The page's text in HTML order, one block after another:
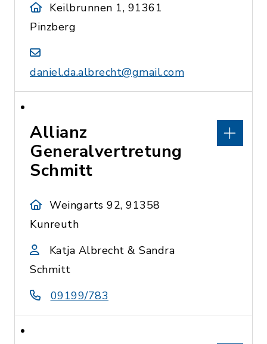
Keilbrunnen 1, 91361
Pinzberg
daniel.da.albrecht@gmail.com
Allianz
Generalvertretung
Schmitt
Weingarts 92, 91358
Kunreuth
Katja Albrecht & Sandra
Schmitt
09199/783